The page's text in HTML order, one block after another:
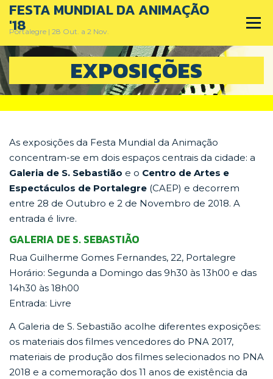
Skip
content
FESTA MUNDIAL DA ANIMAÇÃO
'18
Portalegre | 28 Out. a 2 Nov.
Menu
PRÉMIO NACIONAL DA ANIMAÇÃO
FESTA MUNDIAL DA ANIMAÇÃO HOME
EXPOSIÇÕES
As exposições da Festa Mundial da Animação
concentram-se em dois espaços centrais da cidade: a
Galeria de S. Sebastião e o Centro de Artes e
Espectáculos de Portalegre (CAEP) e decorrem
entre 28 de Outubro e 2 de Novembro de 2018. A
entrada é livre.
GALERIA DE S. SEBASTIÃO
Rua Guilherme Gomes Fernandes, 22, Portalegre
Horário: Segunda a Domingo das 9h30 às 13h00 e das
14h30 às 18h00
Entrada: Livre
A Galeria de S. Sebastião acolhe diferentes exposições:
os materiais dos filmes vencedores do PNA 2017,
materiais de produção dos filmes selecionados no PNA
2018 e a comemoração dos 11 anos de existência da